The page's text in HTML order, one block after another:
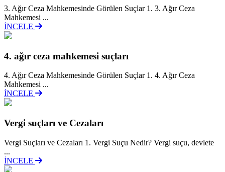
3. Ağır Ceza Mahkemesinde Görülen Suçlar 1. 3. Ağır Ceza
Mahkemesi ...
İNCELE
4. ağır ceza mahkemesi suçları
4. Ağır Ceza Mahkemesinde Görülen Suçlar 1. 4. Ağır Ceza
Mahkemesi ...
İNCELE
Vergi suçları ve Cezaları
Vergi Suçları ve Cezaları 1. Vergi Suçu Nedir? Vergi suçu, devlete
...
İNCELE